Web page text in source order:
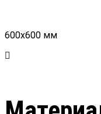
600х600 мм